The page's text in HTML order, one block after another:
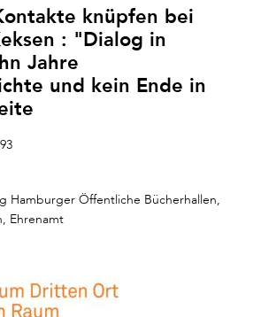
knüpfen bei
: "Dialog in
Jahre
und kein Ende in
Hamburger Öffentliche Bücherhallen,
Ehrenamt